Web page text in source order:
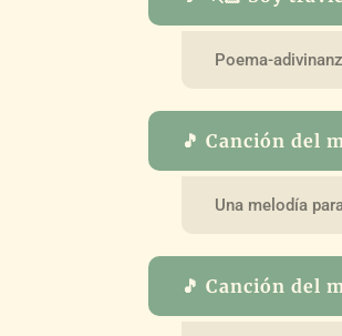
Poema-
🎵 Canción del
Una melodía
🎵 Canción del